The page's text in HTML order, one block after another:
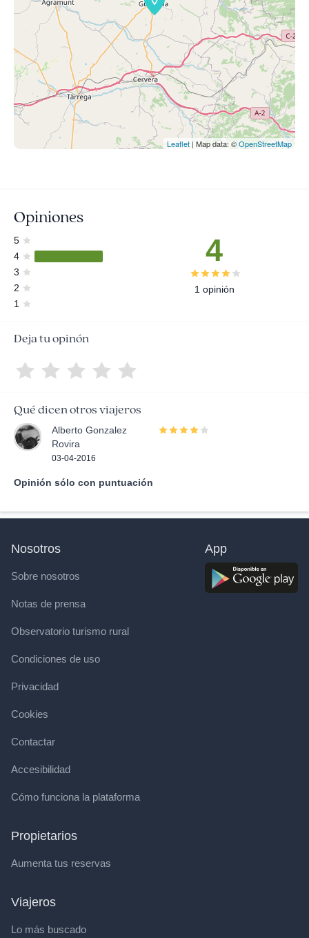
Leaflet | Map data: ©OpenStreetMap
Opiniones
5
4
3
2
1
4
1 opinión
Deja tu opinón
Qué dicen otros viajeros
Alberto Gonzalez
Rovira
03-04-2016
Opinión sólo con puntuación
Nosotros
Sobre nosotros
Notas de prensa
Observatorio turismo rural
Condiciones de uso
Privacidad
Cookies
Contactar
Accesibilidad
Cómo funciona la plataforma
Propietarios
Aumenta tus reservas
Viajeros
Lo más buscado
App